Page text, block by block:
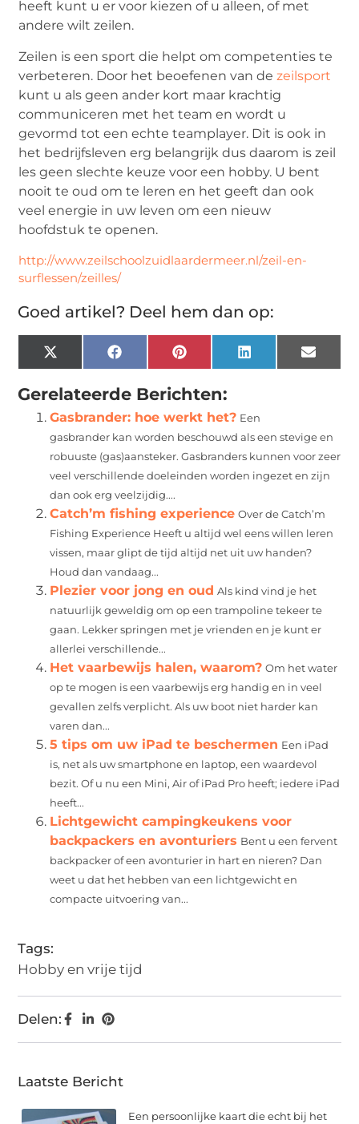
heeft kunt u er voor kiezen of u alleen, of met
andere wilt zeilen.
Zeilen is een sport die helpt om competenties te
verbeteren. Door het beoefenen van dezeilsport
kunt u als geen ander kort maar krachtig
communiceren met het team en wordt u
gevormd tot een echte teamplayer. Dit is ook in
het bedrijfsleven erg belangrijk dus daarom is zeil
les geen slechte keuze voor een hobby. U bent
nooit te oud om te leren en het geeft dan ook
veel energie in uw leven om een nieuw
hoofdstuk te openen.
http://www.zeilschoolzuidlaardermeer.nl/zeil-en-
surflessen/zeilles/
Goed artikel? Deel hem dan op:
X
(Twitter)
FacebookPinterest LinkedIn Email
Gerelateerde Berichten:
Gasbrander: hoe werkt het? Een
gasbrander kan worden beschouwd als een stevige en
robuuste (gas)aansteker. Gasbranders kunnen voor zeer
veel verschillende doeleinden worden ingezet en zijn
dan ook erg veelzijdig....
Catch’m fishing experience Over de Catch’m
Fishing Experience Heeft u altijd wel eens willen leren
vissen, maar glipt de tijd altijd net uit uw handen?
Houd dan vandaag...
Plezier voor jong en oud Als kind vind je het
natuurlijk geweldig om op een trampoline tekeer te
gaan. Lekker springen met je vrienden en je kunt er
allerlei verschillende...
Het vaarbewijs halen, waarom? Om het water
op te mogen is een vaarbewijs erg handig en in veel
gevallen zelfs verplicht. Als uw boot niet harder kan
varen dan...
5 tips om uw iPad te beschermen Een iPad
is, net als uw smartphone en laptop, een waardevol
bezit. Of u nu een Mini, Air of iPad Pro heeft; iedere iPad
heeft...
Lichtgewicht campingkeukens voor
backpackers en avonturiers Bent u een fervent
backpacker of een avonturier in hart en nieren? Dan
weet u dat het hebben van een lichtgewicht en
compacte uitvoering van...
Tags:
Hobby en vrije tijd
Delen:
Laatste Bericht
Een persoonlijke kaart die echt bij het